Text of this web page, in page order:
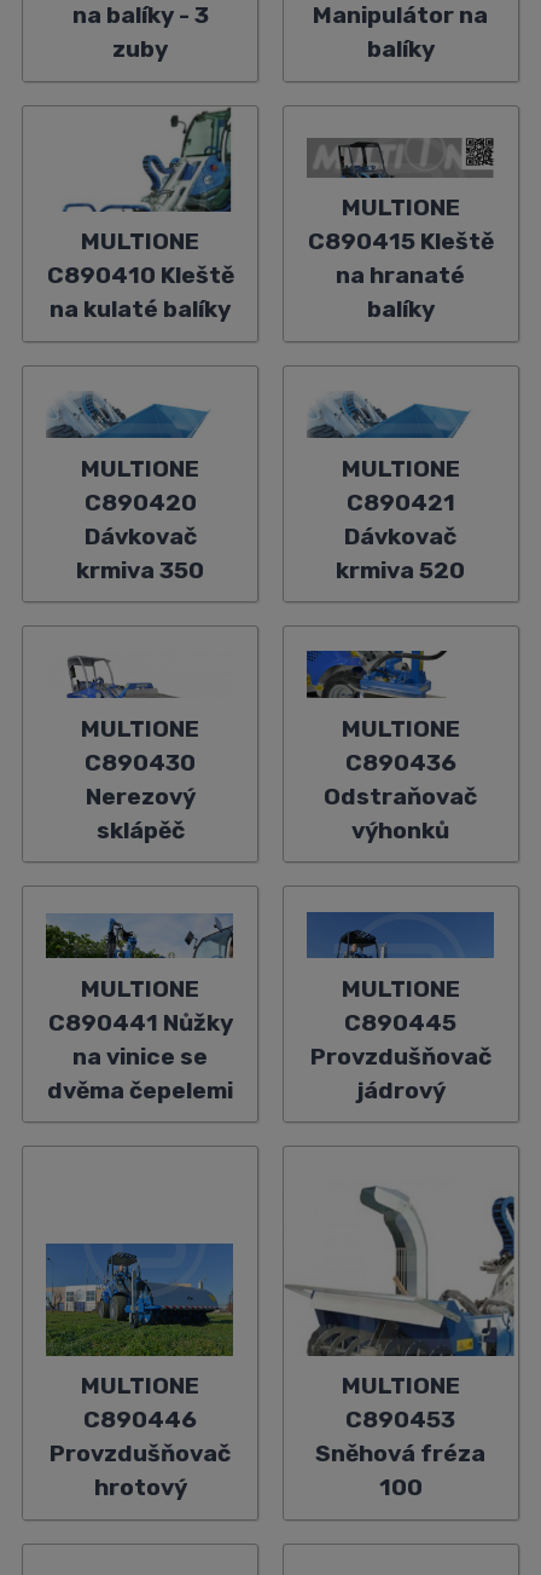
na balíky - 3
zuby
Manipulátor na
balíky
MULTIONE
C890410 Kleště
na kulaté balíky
MULTIONE
C890415 Kleště
na hranaté
balíky
MULTIONE
C890420
Dávkovač
krmiva 350
MULTIONE
C890421
Dávkovač
krmiva 520
MULTIONE
C890430
Nerezový
sklápěč
MULTIONE
C890436
Odstraňovač
výhonků
MULTIONE
C890441 Nůžky
na vinice se
dvěma čepelemi
MULTIONE
C890445
Provzdušňovač
jádrový
MULTIONE
C890446
Provzdušňovač
hrotový
MULTIONE
C890453
Sněhová fréza
100